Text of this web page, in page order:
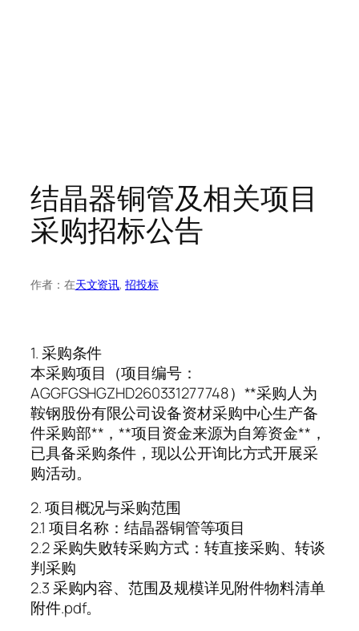
结晶器铜管及相关项目
采购招标公告
作者： 在天文资讯, 招投标
1. 采购条件
本采购项目（项目编号：
AGGFGSHGZHD260331277748）**采购人为
鞍钢股份有限公司设备资材采购中心生产备
件采购部**，**项目资金来源为自筹资金**，
已具备采购条件，现以公开询比方式开展采
购活动。
2. 项目概况与采购范围
2.1 项目名称：结晶器铜管等项目
2.2 采购失败转采购方式：转直接采购、转谈
判采购
2.3 采购内容、范围及规模详见附件物料清单
附件.pdf。